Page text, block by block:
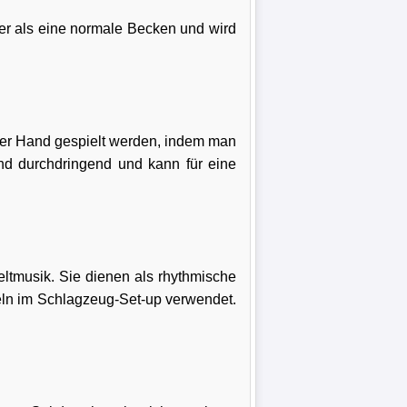
als eine normale Becken und wird
Hand gespielt werden, indem man
durchdringend und kann für eine
Sie dienen als rhythmische
im Schlagzeug-Set-up verwendet.